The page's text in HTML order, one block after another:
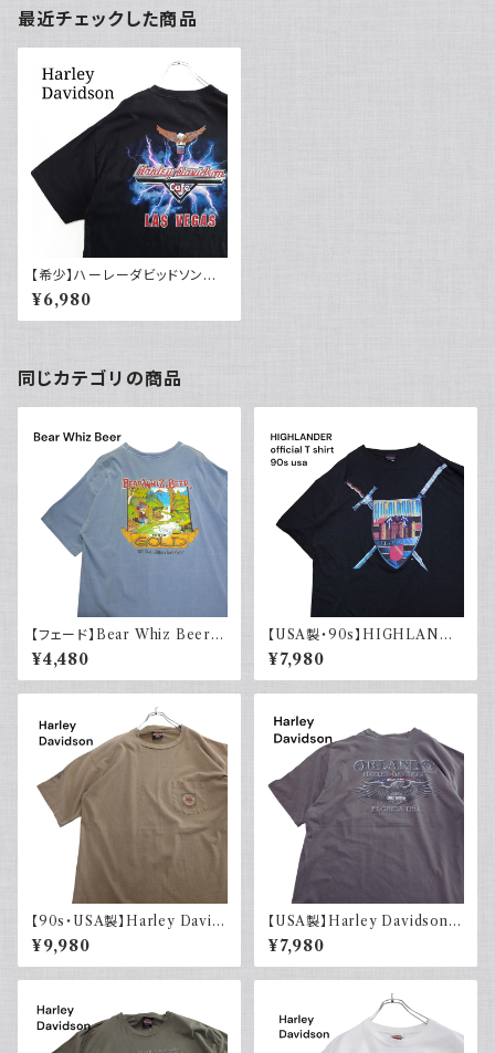
最近チェックした商品
【希少】ハーレーダビッドソンカ
フェ プリントTシャツ ブラック
両面プリント
¥6,980
同じカテゴリの商品
【フェード】Bear Whiz Beer
プリントTシャツ 両面プリント バ
ックプリント 古着 XL COMFO
RT COLORS コンフォートカラ
¥4,480
【USA製・90s】HIGHLANDE
R 悪魔の戦士 オフィシャルTシ
ャツ
¥7,980
【90s・USA製】Harley David
son ハーレーダビッドソン ポケ
ット付き Tシャツ 古着 フェード
シングルステッチ ベージュ ヴィ
¥9,980
【USA製】Harley Davidson
ハーレーダビッドソン プリントT
シャツ 古着 フェードグレー 00s
イーグル 大きめ
¥7,980